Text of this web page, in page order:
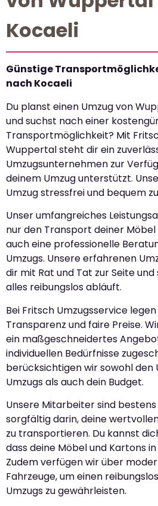
Kocaeli
Günstige
nach Kocaeli
Du planst einen Umzug von
und suchst nach einer
Transportmöglichkeit? Mit
Wuppertal steht dir ein
Umzugsunternehmen zur
deinem Umzug unterstützt.
Umzug stressfrei und bequem
Unser umfangreiches
nur den Transport deiner
auch eine professionelle
Umzugs. Unsere erfahrenen
dir mit Rat und Tat zur Seite
alles reibungslos abläuft.
Bei Fritsch Umzugsservice
Transparenz und faire Preise.
ein maßgeschneidertes
individuellen Bedürfnisse
berücksichtigen wir sowohl den
Umzugs als auch dein Budget.
Unsere Mitarbeiter sind
sorgfältig darin, deine
zu transportieren. Du kannst
dass deine Möbel und Kartons
Zudem verfügen wir über
Fahrzeuge, um einen
Umzugs zu gewährleisten.